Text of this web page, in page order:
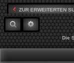
ZUR ERWEITERTEN
SUCHE ERWEITERTE
Die